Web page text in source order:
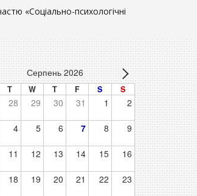
«Соціально-психологічні
Серпень 2026
T W T F S S
28 29 30 31 1 2
4 5 6 7 8 9
11 12 13 14 15 16
18 19 20 21 22 23